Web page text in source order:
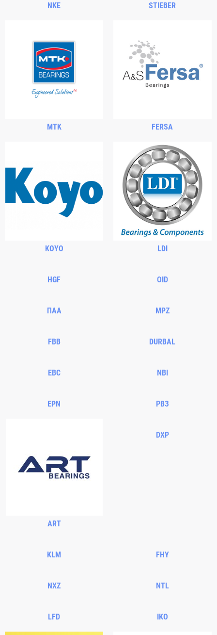
NKE STIEBER
MTK FERSA
KOYO LDI
HGF OID
ПАА MPZ
FBB DURBAL
EBC NBI
EPN РВЗ
ART
DXP
KLM FHY
NXZ NTL
LFD IKO